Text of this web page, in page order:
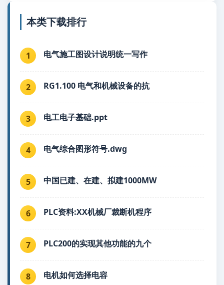
本类下载排行
1 电气施工图设计说明统一写作
2 RG1.100 电气和机械设备的抗
3 电工电子基础.ppt
4 电气综合图形符号.dwg
5 中国已建、在建、拟建1000MW
6 PLC资料:XX机械厂裁断机程序
7 PLC200的实现其他功能的九个
8 电机如何选择电容